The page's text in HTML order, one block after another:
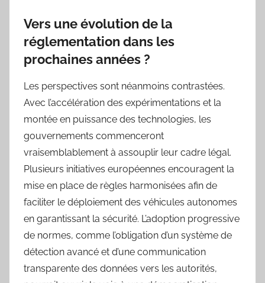
Vers une évolution de la
réglementation dans les
prochaines années ?
Les perspectives sont néanmoins contrastées.
Avec l’accélération des expérimentations et la
montée en puissance des technologies, les
gouvernements commenceront
vraisemblablement à assouplir leur cadre légal.
Plusieurs initiatives européennes encouragent la
mise en place de règles harmonisées afin de
faciliter le déploiement des véhicules autonomes
en garantissant la sécurité. L’adoption progressive
de normes, comme l’obligation d’un système de
détection avancé et d’une communication
transparente des données vers les autorités,